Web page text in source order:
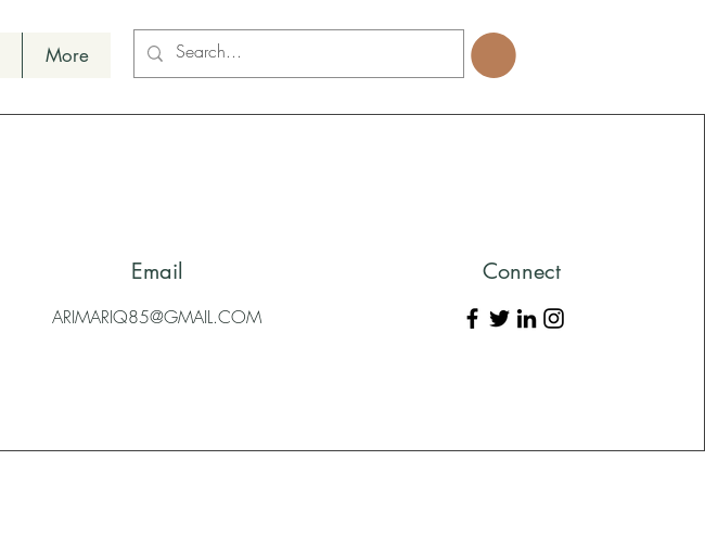
More
Email
ARIMARIQ85@GMAIL.COM
Connect